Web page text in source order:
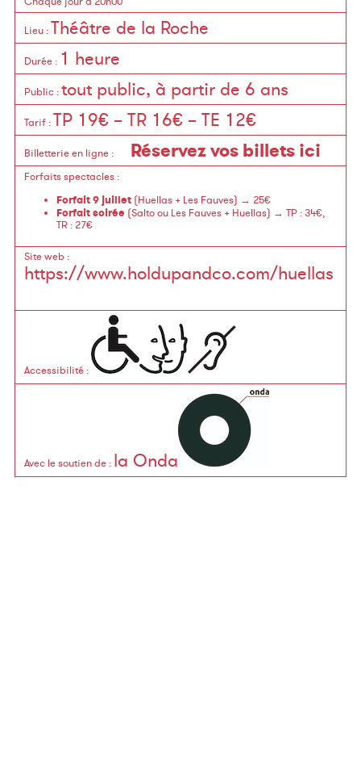
Lieu :Théâtre de la Roche
Durée : 1 heure
Public :tout public, à partir de 6 ans
Tarif :TP 19€ – TR 16€ – TE 12€
Billetterie en ligne : Réservez vos billets ici
Forfaits spectacles :
Forfait 9 juillet (Huellas + Les Fauves) → 25€
Forfait soirée (Salto ou Les Fauves + Huellas) → TP : 34€,
TR : 27€
Site web :
https://www.holdupandco.com/huellas
Accessibilité :
Avec le soutien de : la Onda